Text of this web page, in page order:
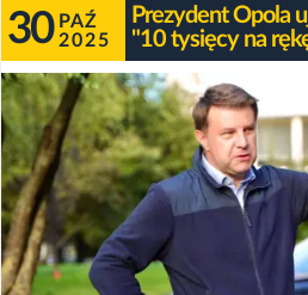
30 PAŹ
2025
Prezydent Opola
"10 tysięcy na